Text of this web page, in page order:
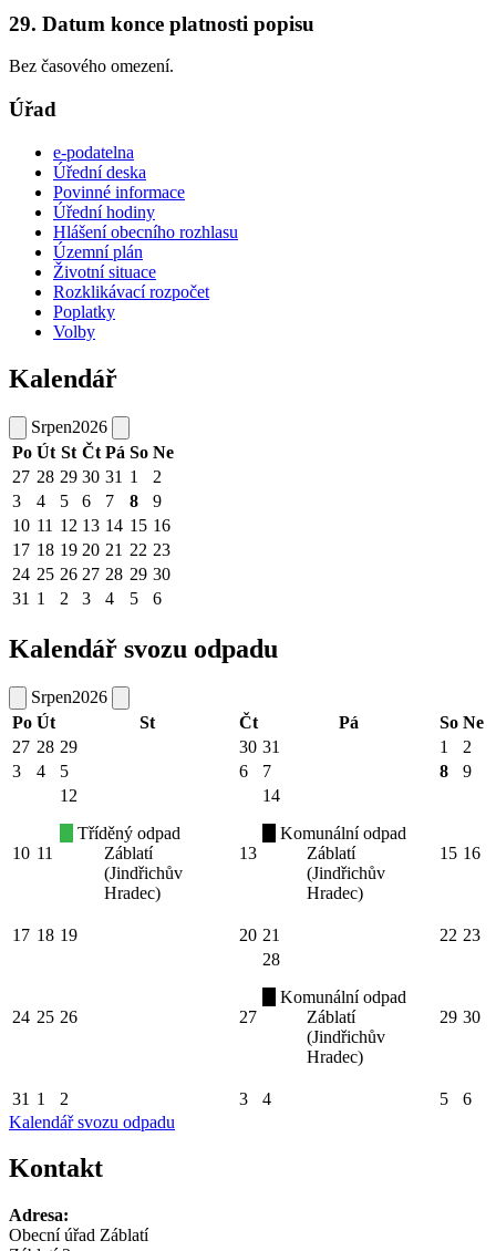
29. Datum konce platnosti popisu
Bez časového omezení.
Úřad
e-podatelna
Úřední deska
Povinné informace
Úřední hodiny
Hlášení obecního rozhlasu
Územní plán
Životní situace
Rozklikávací rozpočet
Poplatky
Volby
Kalendář
Srpen2026
Po Út St Čt Pá So Ne
27 28 29 30 31 1
2
3
4 5 6 7 8
9
10 11 12 13 14 15 16
17 18 19 20 21 22 23
24 25 26 27 28 29 30
31 1 2 3 4 5 6
Kalendář svozu odpadu
Srpen2026
Po Út St Čt Pá So Ne
27 28 29 30 31 1
2
3
4 5 6 7 8 9
10 11
12
Tříděný odpad
Záblatí
(Jindřichův
Hradec)
13
14
Komunální odpad
Záblatí
(Jindřichův
Hradec)
15 16
17 18 19 20 21 22 23
24 25 26 27
28
Komunální odpad
Záblatí
(Jindřichův
Hradec)
29 30
31 1 2 3 4 5
6
Kalendář svozu odpadu
Kontakt
Adresa:
Obecní úřad Záblatí